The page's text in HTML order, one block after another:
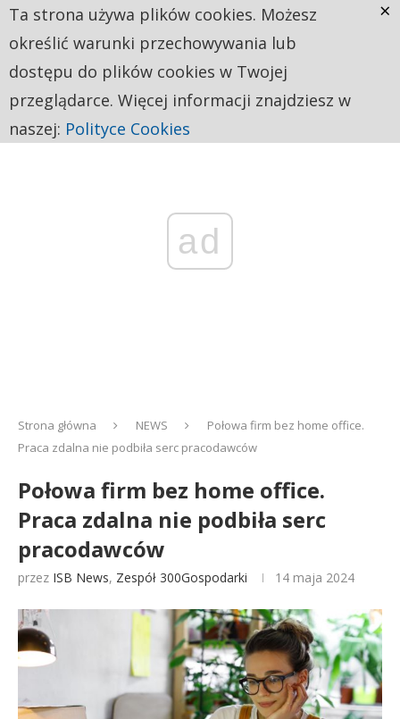
ad
Strona główna NEWS
Połowa firm bez home office.
Praca zdalna nie podbiła serc pracodawców
Połowa firm bez home office.
Praca zdalna nie podbiła serc
pracodawców
przez ISB News, Zespół 300Gospodarki 14 maja 2024
Ta strona używa plików cookies. Możesz
określić warunki przechowywania lub
dostępu do plików cookies w Twojej
przeglądarce. Więcej informacji znajdziesz w
naszej: Polityce Cookies
×